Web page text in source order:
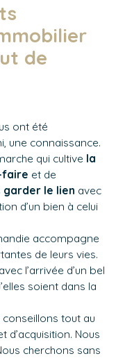
de
ont été
une connaissance.
qui cultive la
et de
garder le lien avec
d’un bien à celui
accompagne
de leurs vies.
l’arrivée d’un bel
soient dans la
tout au
Nous
cherchons sans